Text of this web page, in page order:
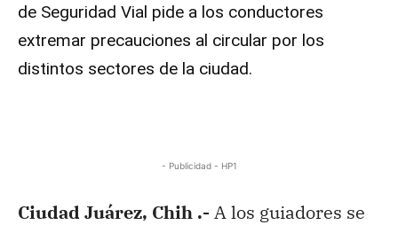
de Seguridad Vial pide a los conductores
extremar precauciones al circular por los
distintos sectores de la ciudad.
- Publicidad - HP1
Ciudad Juárez, Chih .- A los guiadores se